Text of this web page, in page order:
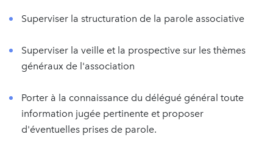
Superviser la structuration de la parole associative
Superviser la veille et la prospective sur les thèmes
généraux de l'association
Porter à la connaissance du délégué général toute
information jugée pertinente et proposer
d'éventuelles prises de parole.